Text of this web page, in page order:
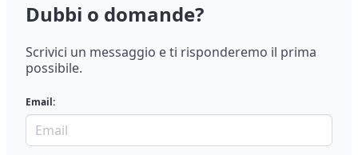
Dubbi o domande?
Scrivici un messaggio e ti risponderemo il prima
possibile.
Email: